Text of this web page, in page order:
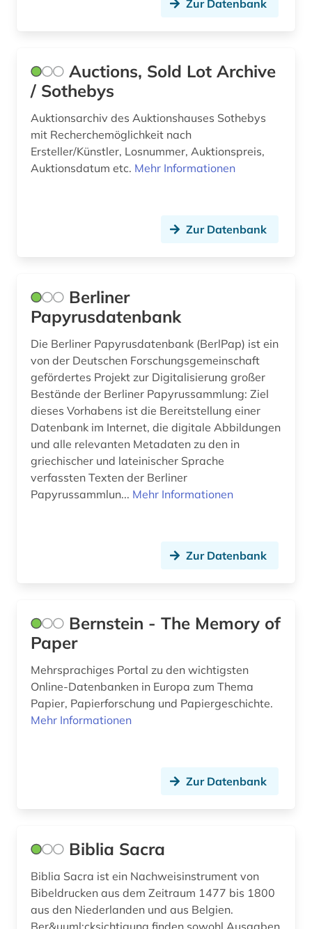
mehrstimmigkeit (1)
mittelalter (6)
morges (1)
musik (1)
neuchâtel (1)
niedersachsen (1)
norwegen (1)
orient (2)
orientalistik (1)
ortsname (1)
ostraka (2)
papa> (1)
papyrus (12)
parker library (1)
prosopographie (1)
provenienz (1)
quelle (10)
Zur Datenbank
Auctions, Sold Lot Archive
/ Sothebys
Auktionsarchiv des Auktionshauses Sothebys
mit Recherchemöglichkeit nach
Ersteller/Künstler, Losnummer, Auktionspreis,
Auktionsdatum etc. Mehr Informationen
Zur Datenbank
Berliner
Papyrusdatenbank
Die Berliner Papyrusdatenbank (BerlPap) ist ein
von der Deutschen Forschungsgemeinschaft
gefördertes Projekt zur Digitalisierung großer
Bestände der Berliner Papyrussammlung: Ziel
dieses Vorhabens ist die Bereitstellung einer
Datenbank im Internet, die digitale Abbildungen
und alle relevanten Metadaten zu den in
griechischer und lateinischer Sprache
verfassten Texten der Berliner
Papyrussammlun... Mehr Informationen
Zur Datenbank
Bernstein - The Memory of
Paper
Mehrsprachiges Portal zu den wichtigsten
Online-Datenbanken in Europa zum Thema
Papier, Papierforschung und Papiergeschichte.
Mehr Informationen
Zur Datenbank
Biblia Sacra
Biblia Sacra ist ein Nachweisinstrument von
Bibeldrucken aus dem Zeitraum 1477 bis 1800
aus den Niederlanden und aus Belgien.